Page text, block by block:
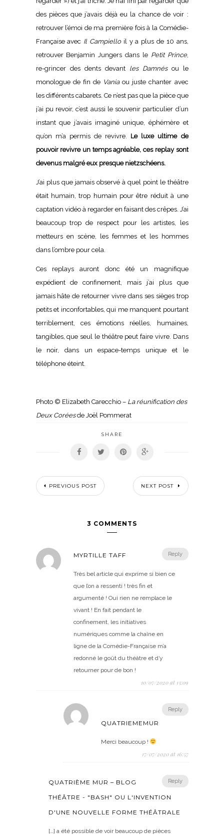
des pièces que j’avais déjà eu la chance de voir :
retrouver l’émoi de ma première fois à la Comédie-
Française avec Il Campielloil y a plus de 10 ans,
retrouver Benjamin Jungers dans lePetit Prince,
re-grincer des dents devant les Damnésou le
monologue de fin de Vaniaou juste chanter avec
les différents cabarets. Ce n’est pas que la pièce que
j’ai pu revoir, c’est aussi le souvenir particulier d’un
instant que j’avais imaginé unique, éphémère et
qu’on m’a permis de revivre. Le luxe ultime de
pouvoir revivre un temps agréable, ces replay sont
devenus malgré eux presque nietzschéens.
J’ai plus que jamais observé à quel point le théâtre
était humain, trop humain pour être réduit à une
captation vidéo à regarder en faisant des crêpes. J’ai
beaucoup trop de respect pour les artistes, les
metteurs en scène, les femmes et les hommes
dans l’ombre pour cela.
Ces replays auront donc été un magnifique
expédient de confinement, mais j’ai plus que
jamais hâte de retourner vivre dans ses sièges trop
petits et inconfortables, qui me manquent pourtant
terriblement, ces émotions réelles, humaines,
tangibles, que seul le théâtre peut faire vivre. Dans
le noir, dans un espace-temps unique et le
téléphone éteint.
Photo © Elizabeth Carecchio – La réunification des
Deux Coréesde Joël Pommerat
SHARE
PREVIOUS POST NEXT POST
3 COMMENTS
Reply
MYRTILLE TAFF
Très bel article qui exprime si bien ce
que l’on a ressenti ! très fin et
argumenté ! Oui rien ne remplace le
vivant ! En fait pendant le
confinement, les initiatives
numériques comme la chaîne en
ligne de la Comédie-Française m’a
redonné le goût du théâtre et d’y
retourner pour de bon !
10/07/2020 at 13:09
Reply
QUATRIEMEMUR
Merci beaucoup !
17/07/2020 at 16:57
Reply
QUATRIÈME MUR – BLOG
THÉÂTRE - "BASH" OU L'INVENTION
D'UNE NOUVELLE FORME THÉÂTRALE
[…] a été possible de voir beaucoup de pièces